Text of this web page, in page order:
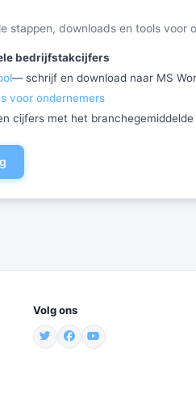
stappen, downloads en tools voor
bedrijfstakcijfers
— schrijf en download naar MS
voor ondernemers
cijfers met het branchegemiddelde
Volg ons